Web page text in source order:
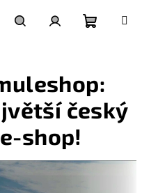
košík
český
shop!